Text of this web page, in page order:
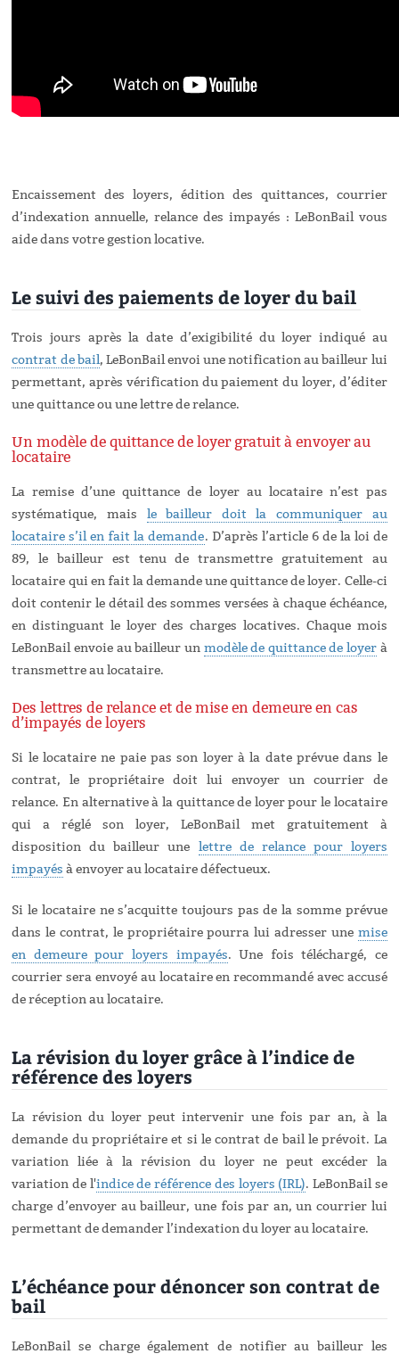
Encaissement des loyers, édition des quittances, courrier
d’indexation annuelle, relance des impayés : LeBonBail vous
aide dans votre gestion locative.
Le suivi des paiements de loyer du bail
Trois jours après la date d’exigibilité du loyer indiqué au
contrat de bail, LeBonBail envoi une notification au bailleur lui
permettant, après vérification du paiement du loyer, d’éditer
une quittance ou une lettre de relance.
Un modèle de quittance de loyer gratuit à envoyer au
locataire
La remise d’une quittance de loyer au locataire n’est pas
systématique, mais le bailleur doit la communiquer au
locataire s’il en fait la demande. D’après l’article 6 de la loi de
89, le bailleur est tenu de transmettre gratuitement au
locataire qui en fait la demande une quittance de loyer. Celle-ci
doit contenir le détail des sommes versées à chaque échéance,
en distinguant le loyer des charges locatives. Chaque mois
LeBonBail envoie au bailleur un modèle de quittance de loyerà
transmettre au locataire.
Des lettres de relance et de mise en demeure en cas
d’impayés de loyers
Si le locataire ne paie pas son loyer à la date prévue dans le
contrat, le propriétaire doit lui envoyer un courrier de
relance. En alternative à la quittance de loyer pour le locataire
qui a réglé son loyer, LeBonBail met gratuitement à
disposition du bailleur une lettre de relance pour loyers
impayés à envoyer au locataire défectueux.
Si le locataire ne s’acquitte toujours pas de la somme prévue
dans le contrat, le propriétaire pourra lui adresser une mise
en demeure pour loyers impayés. Une fois téléchargé, ce
courrier sera envoyé au locataire en recommandé avec accusé
de réception au locataire.
La révision du loyer grâce à l’indice de
référence des loyers
La révision du loyer peut intervenir une fois par an, à la
demande du propriétaire et si le contrat de bail le prévoit. La
variation liée à la révision du loyer ne peut excéder la
variation de l'indice de référence des loyers (IRL). LeBonBail se
charge d’envoyer au bailleur, une fois par an, un courrier lui
permettant de demander l’indexation du loyer au locataire.
L’échéance pour dénoncer son contrat de
bail
LeBonBail se charge également de notifier au bailleur les